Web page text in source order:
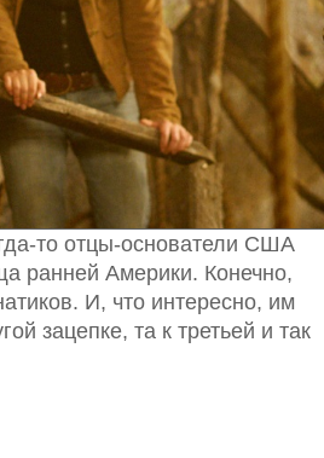
то отцы-основатели США
ранней Америки. Конечно,
И, что интересно, им
зацепке, та к третьей и так